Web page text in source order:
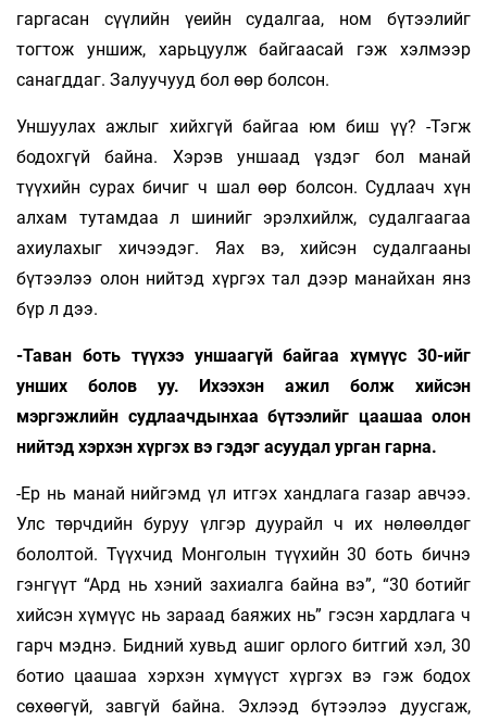
гаргасан сүүлийн үеийн судалгаа, ном бүтээлийг
тогтож уншиж, харьцуулж байгаасай гэж хэлмээр
санагддаг. Залуучууд бол өөр болсон.
Уншуулах ажлыг хийхгүй байгаа юм биш үү? -Тэгж
бодохгүй байна. Хэрэв уншаад үздэг бол манай
түүхийн сурах бичиг ч шал өөр болсон. Судлаач хүн
алхам тутамдаа л шинийг эрэлхийлж, судалгаагаа
ахиулахыг хичээдэг. Яах вэ, хийсэн судалгааны
бүтээлээ олон нийтэд хүргэх тал дээр манайхан янз
бүр л дээ.
-Таван боть түүхээ уншаагүй байгаа хүмүүс 30-ийг
унших болов уу. Ихээхэн ажил болж хийсэн
мэргэжлийн судлаачдынхаа бүтээлийг цаашаа олон
нийтэд хэрхэн хүргэх вэ гэдэг асуудал урган гарна.
-Ер нь манай нийгэмд үл итгэх хандлага газар авчээ.
Улс төрчдийн буруу үлгэр дуурайл ч их нөлөөлдөг
бололтой. Түүхчид Монголын түүхийн 30 боть бичнэ
гэнгүүт “Ард нь хэний захиалга байна вэ”, “30 ботийг
хийсэн хүмүүс нь зараад баяжих нь” гэсэн хардлага ч
гарч мэднэ. Бидний хувьд ашиг орлого битгий хэл, 30
ботио цаашаа хэрхэн хүмүүст хүргэх вэ гэж бодох
сөхөөгүй, завгүй байна. Эхлээд бүтээлээ дуусгаж,